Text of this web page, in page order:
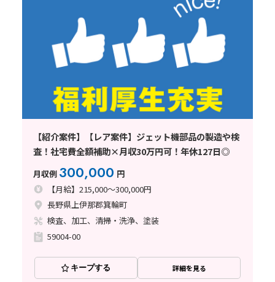
【紹介案件】【レア案件】ジェット機部品の製造や検
査！社宅費全額補助×月収30万円可！年休127日◎
月収例 300,000 円
【月給】215,000～300,000円
長野県上伊那郡箕輪町
検査、加工、清掃・洗浄、塗装
59004-00
キープする 詳細を見る